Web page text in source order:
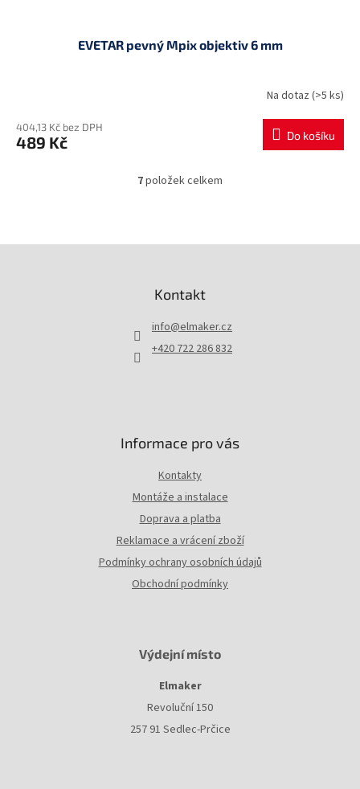
EVETAR pevný Mpix objektiv 6 mm
Na dotaz (>5 ks)
404,13 Kč bez DPH
489 Kč Do košíku
O
d
í
r
v
k
s
7položek celkem
Kontakt
info@elmaker.cz
+420 722 286 832
Informace pro vás
Kontakty
Montáže a instalace
Doprava a platba
Reklamace a vrácení zboží
Podmínky ochrany osobních údajů
Obchodní podmínky
Výdejní místo
Elmaker
Revoluční 150
257 91 Sedlec-Prčice